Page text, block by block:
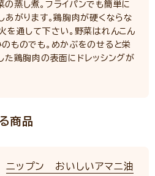
蒸し煮。フライパンでも簡単に
あがります。鶏胸肉が硬くならな
を通して下さい。野菜はれんこん
ものでも。めかぶをのせると栄
た鶏胸肉の表面にドレッシングが
商品
ニップン おいしいアマニ油